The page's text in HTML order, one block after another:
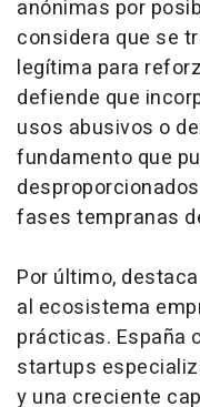
anónimas por
considera que se
legítima para
defiende que
usos abusivos o
fundamento que
fases tempranas
Por último,
al ecosistema
prácticas. España
startups
y una creciente